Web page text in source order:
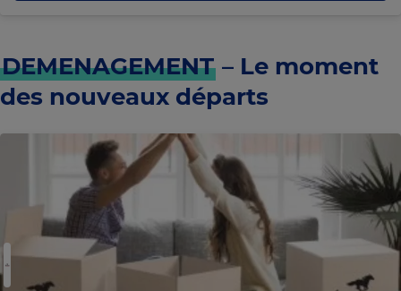
DEMENAGEMENT – Le moment
des nouveaux départs